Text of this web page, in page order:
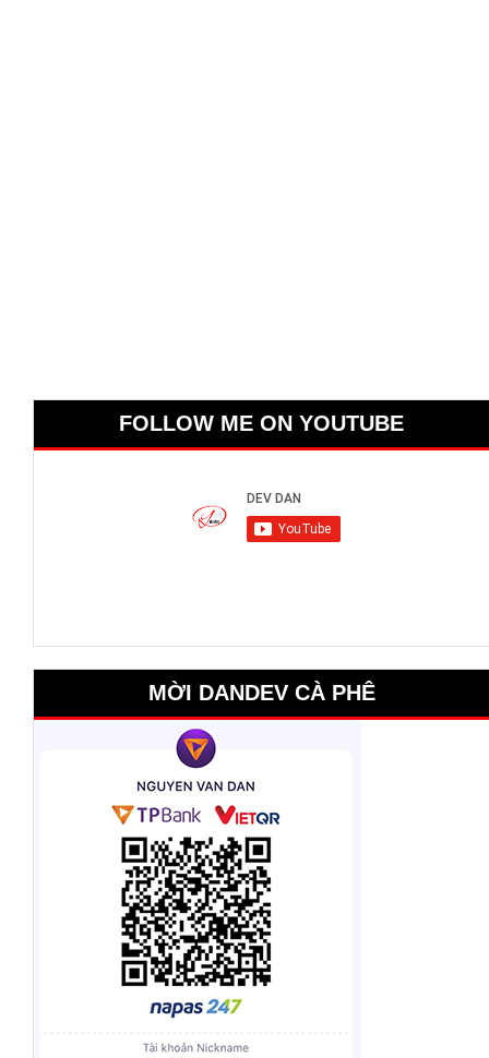
FOLLOW ME ON YOUTUBE
MỜI DANDEV CÀ PHÊ